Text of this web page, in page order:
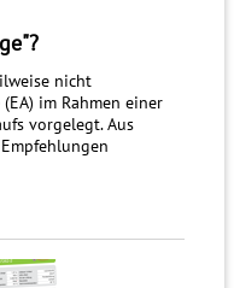
nicht
im Rahmen einer
vorgelegt. Aus